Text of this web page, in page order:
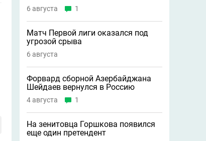
6 августа 1
Матч Первой лиги оказался под
угрозой срыва
6 августа
Форвард сборной Азербайджана
Шейдаев вернулся в Россию
4 августа 1
На зенитовца Горшкова появился
еще один претендент